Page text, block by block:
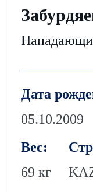
Дата
05.10.2009
Вес:
69 кг